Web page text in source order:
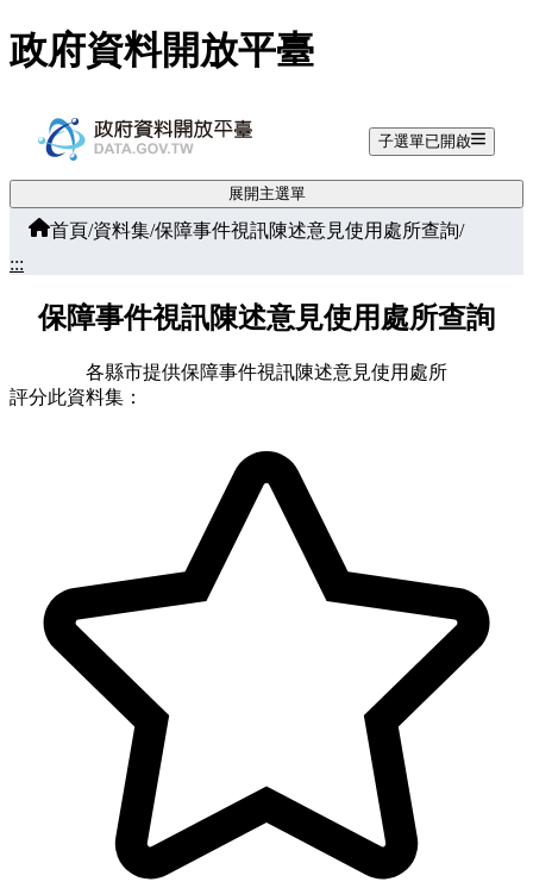
跳至主要內容
政府資料開放平臺
子選單已開啟
展開主選單
首頁/資料集/保障事件視訊陳述意見使用處所查詢/
:::
保障事件視訊陳述意見使用處所查詢
各縣市提供保障事件視訊陳述意見使用處所
評分此資料集：